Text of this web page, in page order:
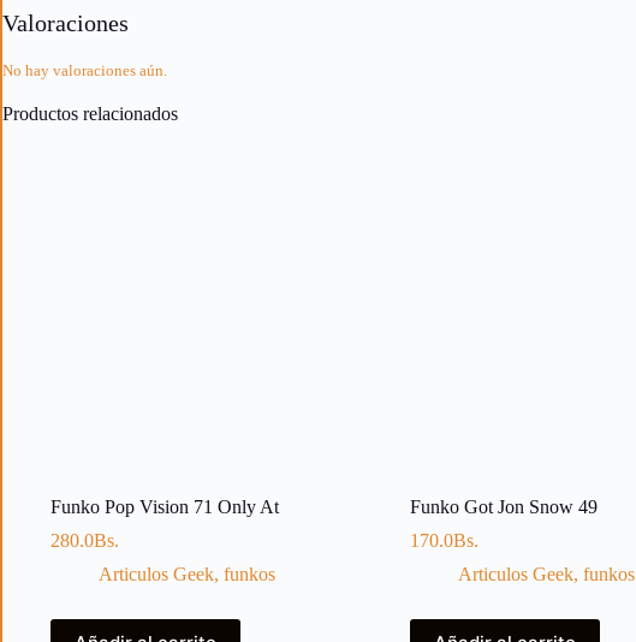
Valoraciones
No hay valoraciones aún.
Productos relacionados
Funko Pop Vision 71 Only At
280.0Bs.
Articulos Geek, funkos
Funko Got Jon Snow 49
170.0Bs.
Articulos Geek, funkos